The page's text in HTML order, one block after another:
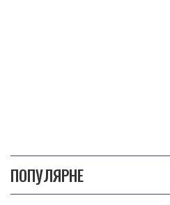
ПОПУЛЯРНЕ